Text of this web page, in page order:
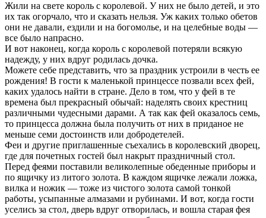
Жили на свете король с королевой. У них не было детей, и это
их так огорчало, что и сказать нельзя. Уж каких только обетов
они не давали, ездили и на богомолье, и на целебные воды —
все было напрасно.
И вот наконец, когда король с королевой потеряли всякую
надежду, у них вдруг родилась дочка.
Можете себе представить, что за праздник устроили в честь ее
рождения! В гости к маленькой принцессе позвали всех фей,
каких удалось найти в стране. Дело в том, что у фей в те
времена был прекрасный обычай: наделять своих крестниц
различными чудесными дарами. А так как фей оказалось семь,
то принцесса должна была получить от них в приданое не
меньше семи достоинств или добродетелей.
Феи и другие приглашенные съехались в королевский дворец,
где для почетных гостей был накрыт праздничный стол.
Перед феями поставили великолепные обеденные приборы и
по ящичку из литого золота. В каждом ящичке лежали ложка,
вилка и ножик — тоже из чистого золота самой тонкой
работы, усыпанные алмазами и рубинами. И вот, когда гости
уселись за стол, дверь вдруг отворилась, и вошла старая фея